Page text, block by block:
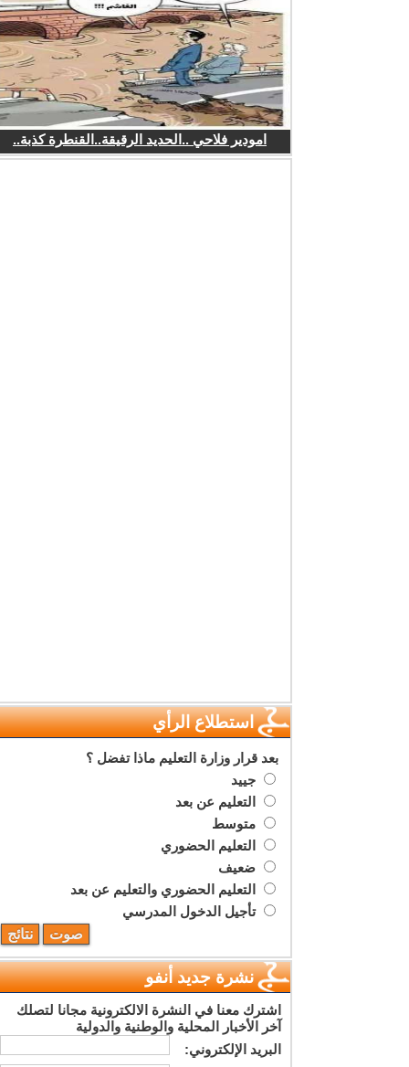
امودير فلاحي ..الحديد الرقيقة..القنطرة كذبة..
استطلاع الرأي
بعد قرار وزارة التعليم ماذا تفضل ؟
جييد
التعليم عن بعد
متوسط
التعليم الحضوري
ضعيف
التعليم الحضوري والتعليم عن بعد
تأجيل الدخول المدرسي
نشرة جديد أنفو
اشترك معنا في النشرة الالكترونية مجانا لتصلك
آخر الأخبار المحلية والوطنية والدولية
البريد اﻹلكتروني: